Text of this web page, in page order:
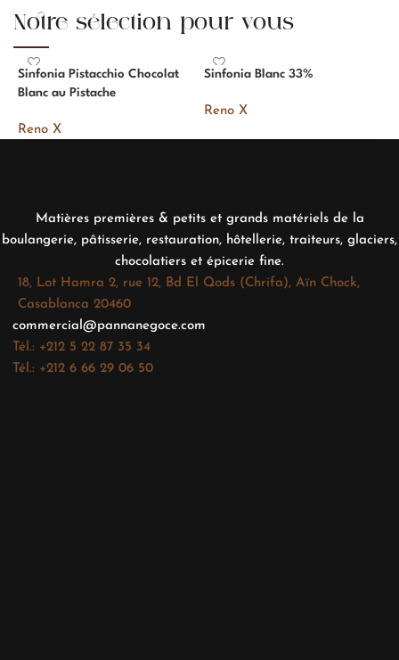
Notre sélection pour vous
Sinfonia Pistacchio Chocolat
Blanc au Pistache
Reno X
Sinfonia Blanc 33%
Reno X
Matières premières & petits et grands matériels de la
boulangerie, pâtisserie, restauration, hôtellerie, traiteurs, glaciers,
chocolatiers et épicerie fine.
18, Lot Hamra 2, rue 12, Bd El Qods (Chrifa), Aïn Chock,
Casablanca 20460
commercial@pannanegoce.com
Tél.: +212 5 22 87 35 34
Tél.: +212 6 66 29 06 50